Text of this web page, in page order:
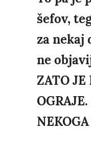
šefov,
za nekaj
ne
ZATO